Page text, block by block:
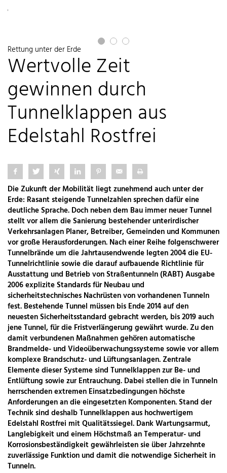
Rettung unter der Erde
Wertvolle Zeit
gewinnen durch
Tunnelklappen aus
Edelstahl Rostfrei
Die Zukunft der Mobilität liegt zunehmend auch unter der
Erde: Rasant steigende Tunnelzahlen sprechen dafür eine
deutliche Sprache. Doch neben dem Bau immer neuer Tunnel
stellt vor allem die Sanierung bestehender unterirdischer
Verkehrsanlagen Planer, Betreiber, Gemeinden und Kommunen
vor große Herausforderungen. Nach einer Reihe folgenschwerer
Tunnelbrände um die Jahrtausendwende legten 2004 die EU-
Tunnelrichtlinie sowie die darauf aufbauende Richtlinie für
Ausstattung und Betrieb von Straßentunneln (RABT) Ausgabe
2006 explizite Standards für Neubau und
sicherheitstechnisches Nachrüsten von vorhandenen Tunneln
fest. Bestehende Tunnel müssen bis Ende 2014 auf den
neuesten Sicherheitsstandard gebracht werden, bis 2019 auch
jene Tunnel, für die Fristverlängerung gewährt wurde. Zu den
damit verbundenen Maßnahmen gehören automatische
Brandmelde- und Videoüberwachungssysteme sowie vor allem
komplexe Brandschutz- und Lüftungsanlagen. Zentrale
Elemente dieser Systeme sind Tunnelklappen zur Be- und
Entlüftung sowie zur Entrauchung. Dabei stellen die in Tunneln
herrschenden extremen Einsatzbedingungen höchste
Anforderungen an die eingesetzten Komponenten. Stand der
Technik sind deshalb Tunnelklappen aus hochwertigem
Edelstahl Rostfrei mit Qualitätssiegel. Dank Wartungsarmut,
Langlebigkeit und einem Höchstmaß an Temperatur- und
Korrosionsbeständigkeit gewährleisten sie über Jahrzehnte
zuverlässige Funktion und damit die notwendige Sicherheit in
Tunneln.